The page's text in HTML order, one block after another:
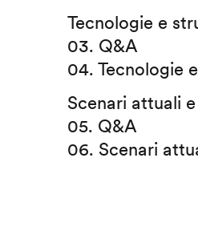
Tecnologie e
03. Q&A
04. Tecnologie
Scenari attuali
05. Q&A
06. Scenari